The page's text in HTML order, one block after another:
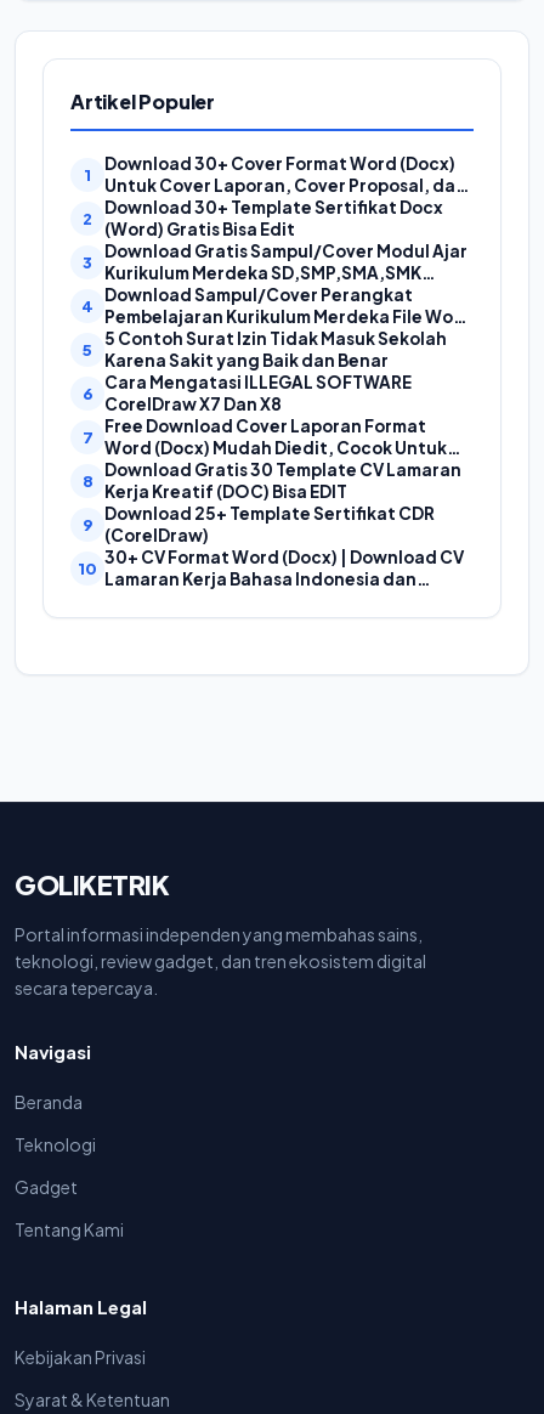
Artikel Populer
Download 30+ Cover Format Word (Docx)
Untuk Cover Laporan, Cover Proposal, dan
Cover Makalah
Download 30+ Template Sertifikat Docx
(Word) Gratis Bisa Edit
Download Gratis Sampul/Cover Modul Ajar
Kurikulum Merdeka SD,SMP,SMA,SMK
Format Doc (Ms Word)
Download Sampul/Cover Perangkat
Pembelajaran Kurikulum Merdeka File Word
(Doc) | Contoh Cover Kurikum Merdeka
5 Contoh Surat Izin Tidak Masuk Sekolah
Karena Sakit yang Baik dan Benar
Cara Mengatasi ILLEGAL SOFTWARE
CorelDraw X7 Dan X8
Free Download Cover Laporan Format
Word (Docx) Mudah Diedit, Cocok Untuk
Cover Laporan Kegiatan, Makalah Dan
Proposal
Download Gratis 30 Template CV Lamaran
Kerja Kreatif (DOC) Bisa EDIT
Download 25+ Template Sertifikat CDR
(CorelDraw)
30+ CV Format Word (Docx) | Download CV
Lamaran Kerja Bahasa Indonesia dan
GOLIKETRIK
Portal informasi independen yang membahas sains,
teknologi, review gadget, dan tren ekosistem digital
secara tepercaya.
Navigasi
Beranda
Teknologi
Gadget
Tentang Kami
Halaman Legal
Kebijakan Privasi
Syarat & Ketentuan